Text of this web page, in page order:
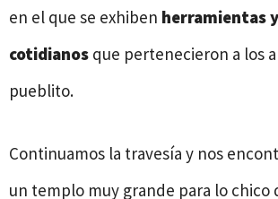
en el que se exhiben herramientas
cotidianos que pertenecieron a los
pueblito.
Continuamos la travesía y nos
un templo muy grande para lo chico